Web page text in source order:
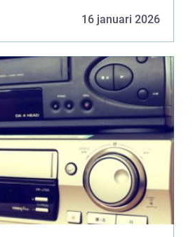
16 januari 2026